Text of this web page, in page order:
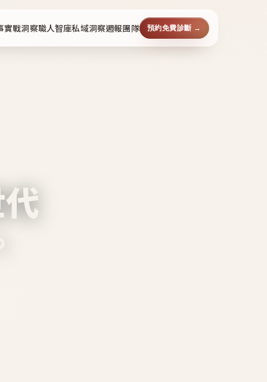
實戰洞察職人智庫私域洞察週報團隊 預約免費診斷 →